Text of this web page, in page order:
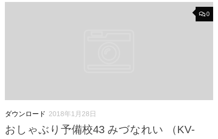
0
ダウンロード 2018年1月28日
おしゃぶり予備校43 みづなれい （KV-